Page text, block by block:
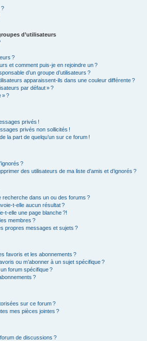
?
d’utilisateurs
?
et comment puis-je en rejoindre un ?
d’un groupe d’utilisateurs ?
apparaissent-ils dans une couleur différente ?
par défaut » ?
» ?
privés !
privés non sollicités !
la part de quelqu’un sur ce forum !
?
des utilisateurs de ma liste d’amis et d’ignorés ?
recherche dans un ou des forums ?
t-elle aucun résultat ?
t-elle une page blanche ?!
membres ?
propres messages et sujets ?
favoris et les abonnements ?
ou m’abonner à un sujet spécifique ?
forum spécifique ?
?
sur ce forum ?
mes pièces jointes ?
de discussions ?